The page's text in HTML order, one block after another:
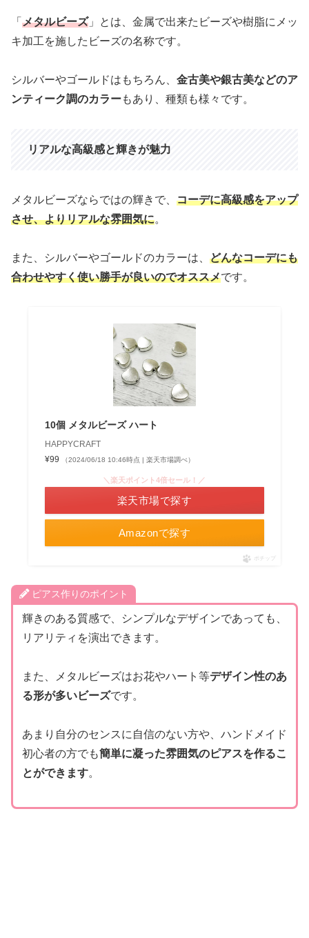
「 メタルビーズ」とは、金属で出来たビーズや樹脂にメッ
キ加工を施したビーズの名称です。
シルバーやゴールドはもちろん、 金古美や銀古美などのア
ンティーク調のカラーもあり、種類も様々です。
リアルな高級感と輝きが魅力
メタルビーズならではの輝きで、 コーデに高級感をアップ
させ、よりリアルな雰囲気に。
また、シルバーやゴールドのカラーは、 どんなコーデにも
合わせやすく使い勝手が良いのでオススメです。
10個 メタルビーズ ハート
HAPPYCRAFT
¥99
（2024/06/18 10:46時点 | 楽天市場調べ）
Amazonで探す
＼楽天ポイント4倍セール！／
楽天市場で探す
ポチップ
ピアス作りのポイント
輝きのある質感で、シンプルなデザインであっても、
リアリティを演出できます。
また、メタルビーズはお花やハート等デザイン性のあ
る形が多いビーズです。
あまり自分のセンスに自信のない方や、ハンドメイド
初心者の方でも簡単に凝った雰囲気のピアスを作るこ
とができます。